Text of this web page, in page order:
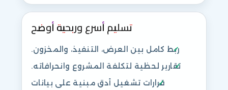
تسليم أسرع وربحية أوضح
ربط كامل بين العرض، التنفيذ، والمخزون.
تقارير لحظية لتكلفة المشروع وانحرافاته.
قرارات تشغيل أدق مبنية على بيانات